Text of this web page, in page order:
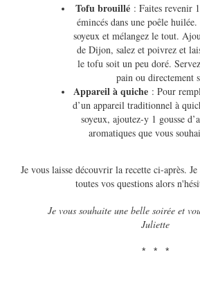
Tofu brouillé : Faites revenir
émincés dans une poêle
soyeux et mélangez le tout.
de Dijon, salez et poivrez et
le tofu soit un peu doré.
pain ou directement
Appareil àquiche : Pour
d’un appareil traditionnel à
soyeux, ajoutez-y 1 gousse
aromatiques que vous
Je vous laisse découvrir la recette ci-après.
toutes vos questions alors
Je vous souhaite une belle soirée et
Juliette
* * *